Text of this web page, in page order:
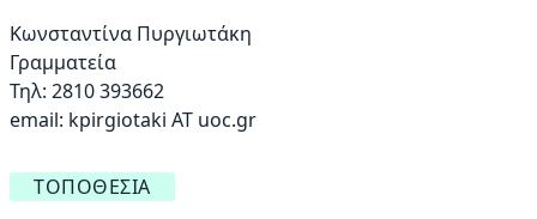
Κωνσταντίνα Πυργιωτάκη
Γραμματεία
Τηλ: 2810 393662
email: kpirgiotaki AT uoc.gr
ΤΟΠΟΘΕΣΊΑ